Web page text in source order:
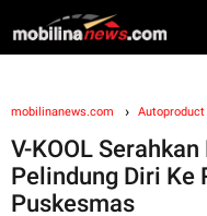
mobilinanews.com Autoproduct
V-KOOL
Pelindung Diri Ke
Puskesmas